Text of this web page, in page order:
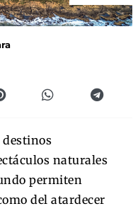
destinos
naturales
permiten
del atardecer